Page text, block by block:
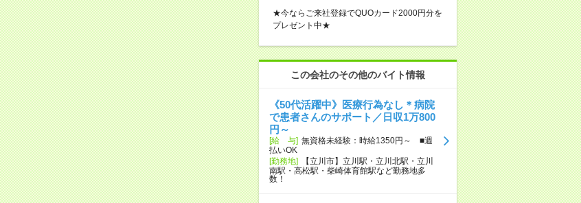
★今ならご来社登録でQUOカード2000円分を
プレゼント中★
この会社のその他のバイト情報
《50代活躍中》医療行為なし＊病院
で患者さんのサポート／日収1万800
円～
[給 与] 無資格未経験：時給1350円～ ■週
払いOK
[勤務地]
【立川市】立川駅・立川北駅・立川
南駅・高松駅・柴崎体育館駅など勤務地多
数！